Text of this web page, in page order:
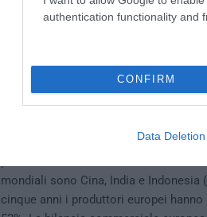
authentication functionality and
CONFIRM
Data Deletion
ma anche “integrando” nel reciproco
mondiali sono Cina, India e Indonesia
cinque anni i produttori europei